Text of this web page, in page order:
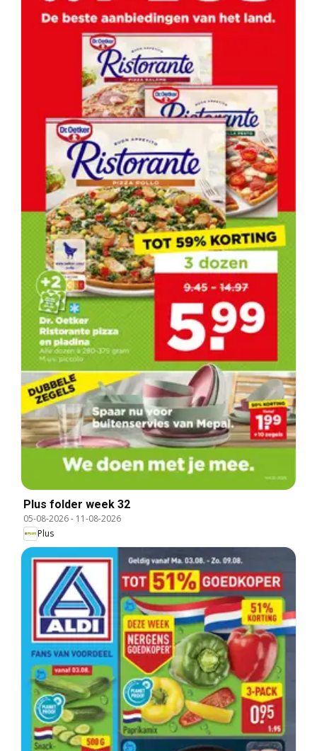
Plus folder week 32
05-08-2026- 11-08-2026
Plus